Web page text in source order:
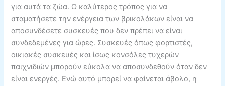
για αυτά τα ζώα. Ο καλύτερος τρόπος για να
σταματήσετε την ενέργεια των βρικολάκων είναι να
αποσυνδέσετε συσκευές που δεν πρέπει να είναι
συνδεδεμένες για ώρες. Συσκευές όπως φορτιστές,
οικιακές συσκευές και ίσως κονσόλες τυχερών
παιχνιδιών μπορούν εύκολα να αποσυνδεθούν όταν δεν
είναι ενεργές. Ενώ αυτό μπορεί να φαίνεται άβολο, η